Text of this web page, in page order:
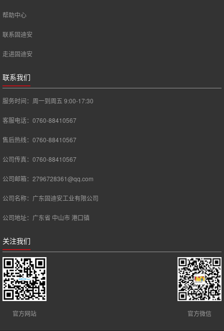
帮助中心
联系固迪安
走进固迪安
联系我们
服务时间：周一到周五 9:00-17:30
客服电话：0760-88410567
售后热线：0760-88410567
公司传真：0760-88410567
公司邮箱：2796728361@qq.com
公司名称：广东固迪安工业有限公司
公司地址：广东省 中山市 港口镇
关注我们
官方网站 官方微信